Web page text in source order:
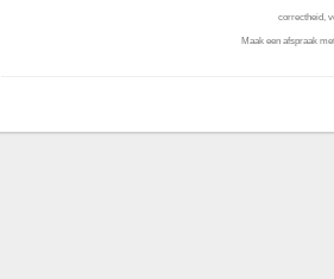
correctheid,
Maak een afspraak